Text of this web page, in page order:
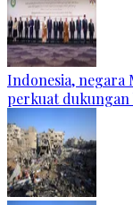
Indonesia, negara
perkuat dukungan